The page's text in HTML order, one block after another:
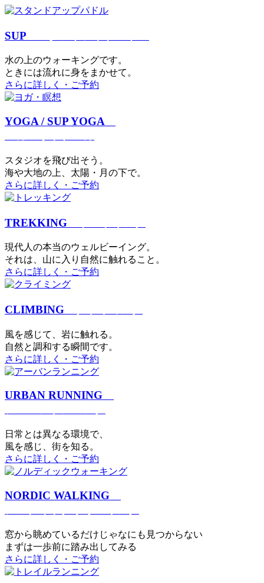
SUP
⽔の上のウォーキングです。
ときには流れに身をまかせて。
さらに詳しく・ご予約
YOGA / SUP YOGA
スタジオを⾶び出そう。
海や大地の上、太陽・⽉の下で。
さらに詳しく・ご予約
TREKKING
現代⼈の本当のウェルビーイング。
それは、⼭に⼊り⾃然に触れること。
さらに詳しく・ご予約
CLIMBING
⾵を感じて、岩に触れる。
⾃然と調和する瞬間です。
さらに詳しく・ご予約
URBAN RUNNING
日常とは異なる環境で、
風を感じ、街を知る。
さらに詳しく・ご予約
NORDIC WALKING
窓から眺めているだけじゃなにも見つからない
まずは一歩前に踏み出してみる
さらに詳しく・ご予約